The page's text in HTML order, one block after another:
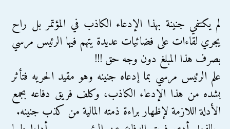
لم يكتفي جنينة بهذا الإدعاء الكاذب في المؤتمر بل راح
يجري لقاءات على فضائيات عديدة يتهم فيها الرئيس مرسي
بصرف هذا المبلغ دون وجه حق !!!
علم الرئيس مرسي بما إدعاه جنينه وهو مقيد الحريه فتأثر
بشده من هذا الإدعاء الكاذب، وكلف فريق دفاعه بجمع
الأدلة اللازمة لإظهار براءة ذمته المالية من كذب جنينه.